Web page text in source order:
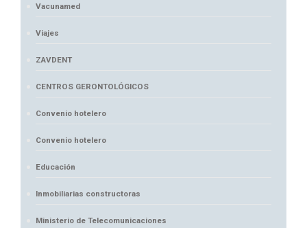
Vacunamed
Viajes
ZAVDENT
CENTROS GERONTOLÓGICOS
Convenio hotelero
Convenio hotelero
Educación
Inmobiliarias constructoras
Ministerio de Telecomunicaciones